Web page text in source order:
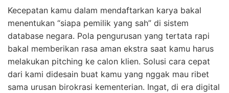
Kecepatan kamu dalam mendaftarkan karya bakal
menentukan “siapa pemilik yang sah” di sistem
database negara. Pola pengurusan yang tertata rapi
bakal memberikan rasa aman ekstra saat kamu harus
melakukan pitching ke calon klien. Solusi cara cepat
dari kami didesain buat kamu yang nggak mau ribet
sama urusan birokrasi kementerian. Ingat, di era digital